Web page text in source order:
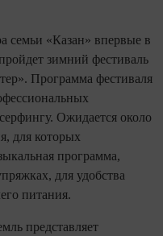
семьи «Казан» впервые в
зимний фестиваль
Программа фестиваля
Ожидается около
для которых
программа,
для удобства
питания.
представляет